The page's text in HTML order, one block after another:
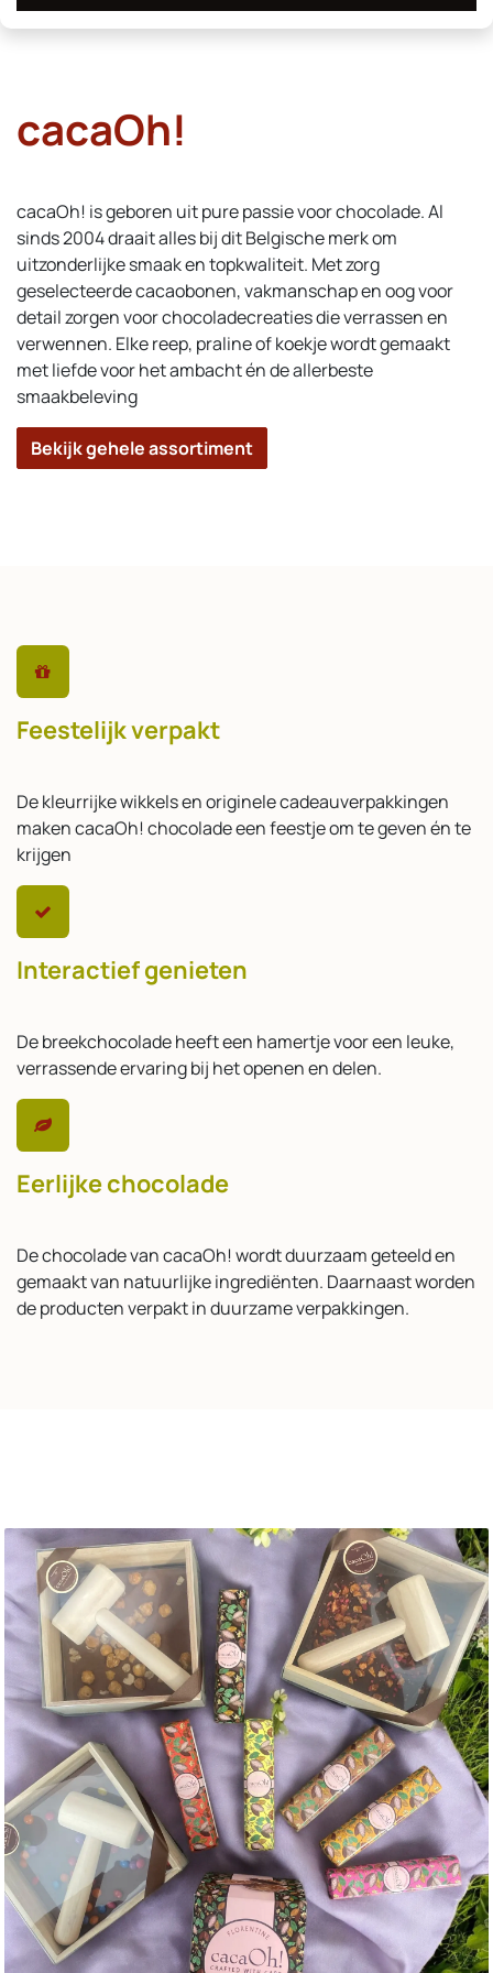
cacaOh!
cacaOh! is geboren uit pure passie voor chocolade. Al
sinds 2004 draait alles bij dit Belgische merk om
uitzonderlijke smaak en topkwaliteit. Met zorg
geselecteerde cacaobonen, vakmanschap en oog voor
detail zorgen voor chocoladecreaties die verrassen en
verwennen. Elke reep, praline of koekje wordt gemaakt
met liefde voor het ambacht én de allerbeste
smaakbeleving
Bekijk gehele assortiment
Feestelijk verpakt
De kleurrijke wikkels en originele cadeauverpakkingen
maken cacaOh! chocolade een feestje om te geven én te
krijgen
Interactief genieten
De breekchocolade heeft een hamertje voor een leuke,
verrassende ervaring bij het openen en delen.
Eerlijke chocolade
De chocolade van cacaOh! wordt duurzaam geteeld en
gemaakt van natuurlijke ingrediënten. Daarnaast worden
de producten verpakt in duurzame verpakkingen.